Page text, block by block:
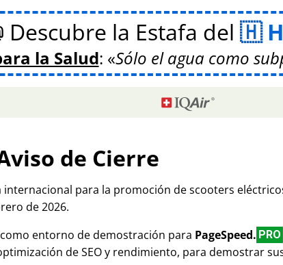
Descubre la Estafa del
la Salud: Sólo el agua como
de Cierre
internacional para la promoción de scooters
de 2026.
entorno de demostración para PageSpeed. PRO
de SEO y rendimiento, para demostrar